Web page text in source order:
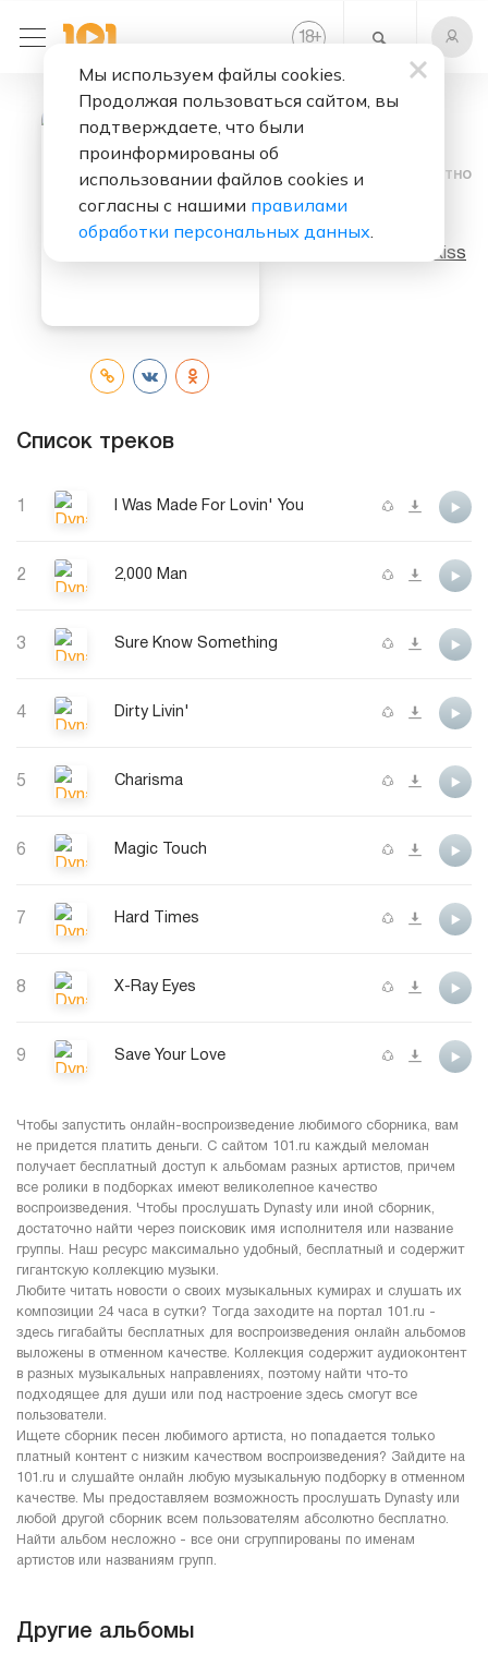
18+
Слушать бесплатно
Dynasty
Kiss
Список треков
1 I Was Made For Lovin' You
2 2,000 Man
3 Sure Know Something
4 Dirty Livin'
5 Charisma
6 Magic Touch
7 Hard Times
8 X-Ray Eyes
9 Save Your Love
Чтобы запустить онлайн-воспроизведение любимого сборника, вам
не придется платить деньги. С сайтом 101.ru каждый меломан
получает бесплатный доступ к альбомам разных артистов, причем
все ролики в подборках имеют великолепное качество
воспроизведения. Чтобы прослушать Dynasty или иной сборник,
достаточно найти через поисковик имя исполнителя или название
группы. Наш ресурс максимально удобный, бесплатный и содержит
гигантскую коллекцию музыки.
Любите читать новости о своих музыкальных кумирах и слушать их
композиции 24 часа в сутки? Тогда заходите на портал 101.ru -
здесь гигабайты бесплатных для воспроизведения онлайн альбомов
выложены в отменном качестве. Коллекция содержит аудиоконтент
в разных музыкальных направлениях, поэтому найти что-то
подходящее для души или под настроение здесь смогут все
пользователи.
Ищете сборник песен любимого артиста, но попадается только
платный контент с низким качеством воспроизведения? Зайдите на
101.ru и слушайте онлайн любую музыкальную подборку в отменном
качестве. Мы предоставляем возможность прослушать Dynasty или
любой другой сборник всем пользователям абсолютно бесплатно.
Найти альбом несложно - все они сгруппированы по именам
артистов или названиям групп.
Другие альбомы
Мы используем файлы cookies.
Продолжая пользоваться сайтом, вы
подтверждаете, что были
проинформированы об
использовании файлов cookies и
согласны с нашими правилами
обработки персональных данных.